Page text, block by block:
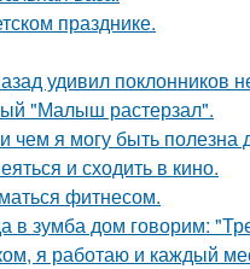
празднике.
удивил поклонников
"Малыш растерзал".
чем я могу быть полезна
и сходить в кино.
фитнесом.
в зумба дом говорим:
я работаю и каждый